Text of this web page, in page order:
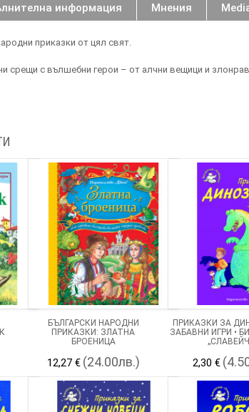
информация Мнения
приказки от цял свят.
срещи с вълшебни герои – от алчни вещици и
БЪЛГАРСКИ НАРОДНИ
ПРИКАЗКИ: ЗЛАТНА
БРОЕНИЦА
12,27 € (24.00лв.)
ПРИКАЗКИ ЗА
ЗАБАВНИ ИГРИ •
2,30 €